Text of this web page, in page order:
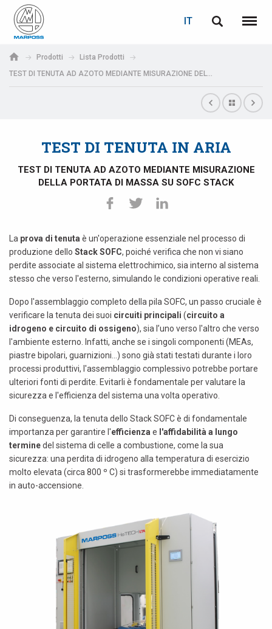
S.p.A.
IT
Menu
Prodotti
Lista Prodotti
TEST DI TENUTA AD AZOTO MEDIANTE MISURAZIONE DELLA PORTATA DI MASSA SU SOFC STACK
TEST DI TENUTA IN ARIA
TEST DI TENUTA AD AZOTO MEDIANTE MISURAZIONE
DELLA PORTATA DI MASSA SU SOFC STACK
La prova di tenuta è un'operazione essenziale nel processo di
produzione dello Stack SOFC, poiché verifica che non vi siano
perdite associate al sistema elettrochimico, sia interno al sistema
stesso che verso l'esterno, simulando le condizioni operative reali.
Dopo l'assemblaggio completo della pila SOFC, un passo cruciale è
verificare la tenuta dei suoi circuiti principali (circuito a
idrogeno e circuito di ossigeno), sia l’uno verso l'altro che verso
l'ambiente esterno. Infatti, anche se i singoli componenti (MEAs,
piastre bipolari, guarnizioni...) sono già stati testati durante i loro
processi produttivi, l'assemblaggio complessivo potrebbe portare
ulteriori fonti di perdite. Evitarli è fondamentale per valutare la
sicurezza e l'efficienza del sistema una volta operativo.
Di conseguenza, la tenuta dello Stack SOFC è di fondamentale
importanza per garantire l'efficienza e l'affidabilità a lungo
terminedel sistema di celle a combustione, come la sua
sicurezza: una perdita di idrogeno alla temperatura di esercizio
molto elevata (circa 800 º C) si trasformerebbe immediatamente
in auto-accensione.
Deutsch
Italiano
Español
日本語 (Japanese)
中文 (Chinese)
LOGIN
E-mail
Se non sei ancora registrato, fallo ora: è gratis! Clicca qui!